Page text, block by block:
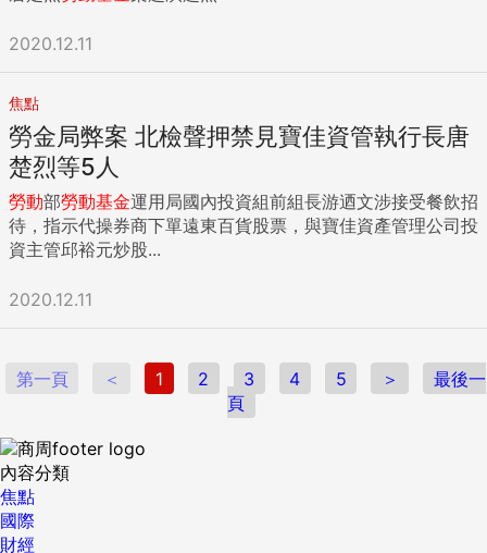
2020.12.11
焦點
勞金局弊案 北檢聲押禁見寶佳資管執行長唐
楚烈等5人
勞動部勞動基金運用局國內投資組前組長游迺文涉接受餐飲招
待，指示代操券商下單遠東百貨股票，與寶佳資產管理公司投
資主管邱裕元炒股...
2020.12.11
第一頁 ＜ 1 2 3 4 5 ＞
最後一
頁
內容分類
焦點
國際
財經